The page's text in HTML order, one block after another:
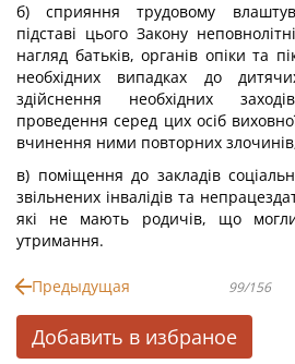
б) сприяння трудовому
підставі цього Закону
нагляд батьків, органів опіки та
необхідних випадках до
здійснення необхідних
проведення серед цих осіб
вчинення ними повторних
в) поміщення до закладів
звільнених інвалідів та
які не мають родичів, що
утримання.
Предыдущая 99/156
Добавить в избраное